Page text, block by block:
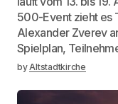
500-Event zieht es
Alexander Zverev
Spielplan,
byAltstadtkirche